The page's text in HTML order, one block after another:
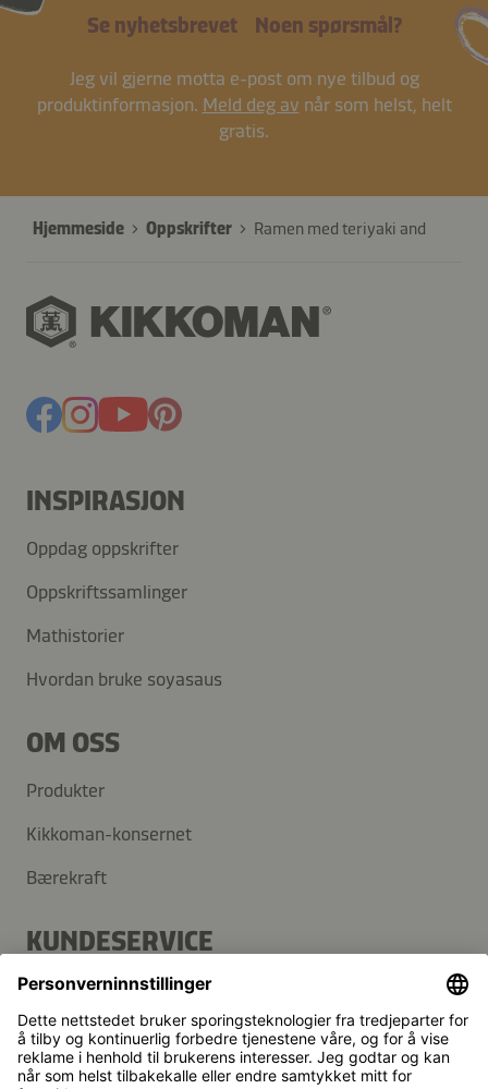
Se nyhetsbrevet Noen spørsmål?
Jeg vil gjerne motta e-post om nye tilbud og
produktinformasjon. Meld deg av når som helst, helt
gratis.
Hjemmeside Oppskrifter Ramen med teriyaki and
INSPIRASJON
Oppdag oppskrifter
Oppskriftssamlinger
Mathistorier
Hvordan bruke soyasaus
OM OSS
Produkter
Kikkoman-konsernet
Bærekraft
KUNDESERVICE
Vanlige spørsmål
Kontakt
Nyhetsbrev